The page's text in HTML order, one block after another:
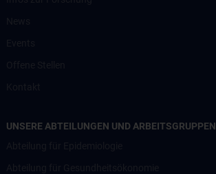
UNSERE ABTEILUNGEN UND ARBEITSGRUPPEN